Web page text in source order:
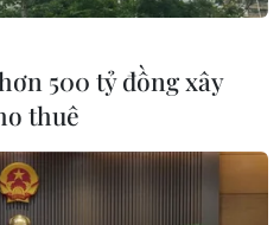
500 tỷ đồng xây
thuê